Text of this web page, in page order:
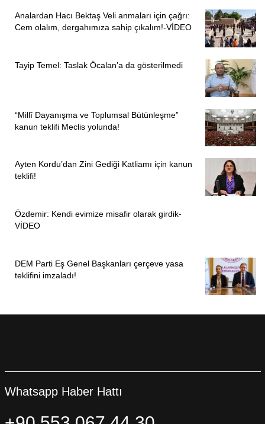
Analardan Hacı Bektaş Veli anmaları için çağrı:
Cem olalım, dergahımıza sahip çıkalım!-VİDEO
Tayip Temel: Taslak Öcalan’a da gösterilmedi
“Millî Dayanışma ve Toplumsal Bütünleşme”
kanun teklifi Meclis yolunda!
Ayten Kordu’dan Zini Gediği Katliamı için kanun
teklifi!
Özdemir: Kendi evimize misafir olarak girdik-
VİDEO
DEM Parti Eş Genel Başkanları çerçeve yasa
teklifini imzaladı!
Whatsapp Haber Hattı